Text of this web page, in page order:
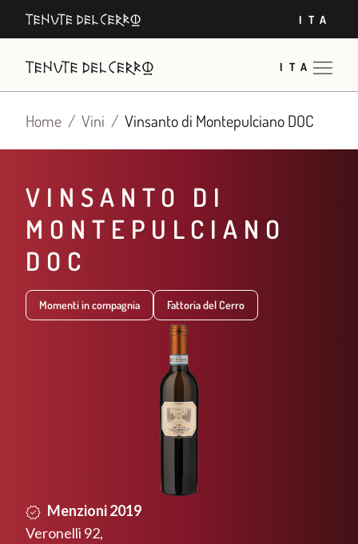
ITA
ITA
TRA LA VIA FRANCIGENA
TREKKING IN TOSCANA
Home Vini Vinsanto di Montepulciano DOC
VINSANTO DI
MONTEPULCIANO
DOC
Momenti in compagnia Fattoria del Cerro
Menzioni 2019
Veronelli 92,